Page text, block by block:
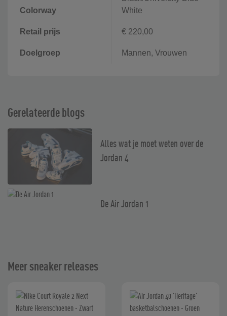
Colorway
White
Retail prijs € 220,00
Doelgroep Mannen, Vrouwen
Gerelateerde blogs
Alles wat je moet weten over de
Jordan 4
De Air Jordan 1
Meer sneaker releases